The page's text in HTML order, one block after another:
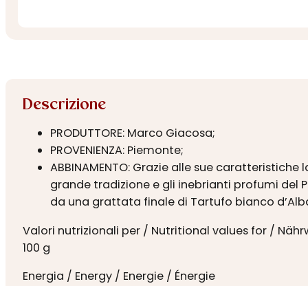
Descrizione
PRODUTTORE: Marco Giacosa;
PROVENIENZA: Piemonte;
ABBINAMENTO: Grazie alle sue
grande tradizione e gli inebrianti profumi del
da una grattata finale di Tartufo bianco
Valori nutrizionali per / Nutritional values for /
100 g
Energia / Energy / Energie / Énergie